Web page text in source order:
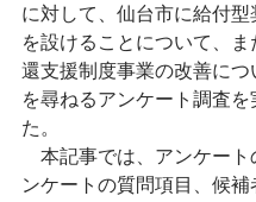
に対して、仙台市に給付型
を設けることについて、ま
還支援制度事業の改善につ
を尋ねるアンケート調査を
た。
本記事では、アンケート
ンケートの質問項目、候補